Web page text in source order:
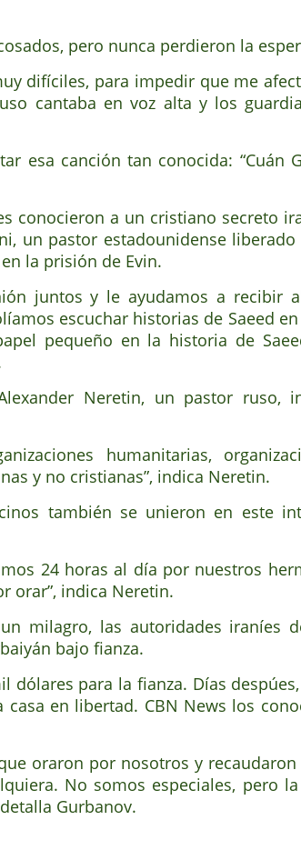
pero nunca perdieron la
difíciles, para impedir que me
cantaba en voz alta y los
esa canción tan conocida: “Cuán
conocieron a un cristiano secreto
un pastor estadounidense liberado
la prisión de Evin.
juntos y le ayudamos a recibir
escuchar historias de Saeed
pequeño en la historia de
Neretin, un pastor ruso,
humanitarias,
y no cristianas”, indica Neretin.
también se unieron en este
24 horas al día por nuestros
orar”, indica Neretin.
milagro, las autoridades iraníes
bajo fianza.
para la fianza. Días
en libertad. CBN News los
oraron por nosotros y
No somos especiales, pero
Gurbanov.